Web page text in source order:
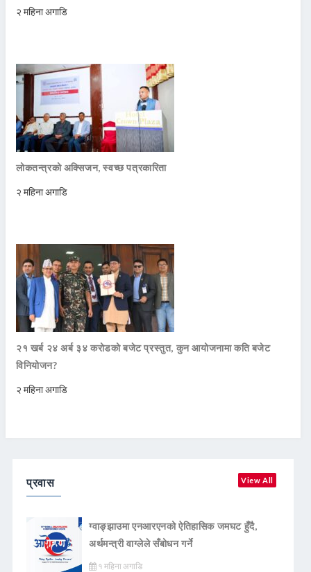
२ महिना अगाडि
लोकतन्त्रको अक्सिजन, स्वच्छ पत्रकारिता
२ महिना अगाडि
२१ खर्ब २४ अर्ब ३४ करोडको बजेट प्रस्तुत, कुन आयोजनामा कति बजेट
विनियोजन?
२ महिना अगाडि
प्रवास View All
ग्वाङ्झाउमा एनआरएनको ऐतिहासिक जमघट हुँदै,
अर्थमन्त्री वाग्लेले सँबोधन गर्ने
१ महिना अगाडि